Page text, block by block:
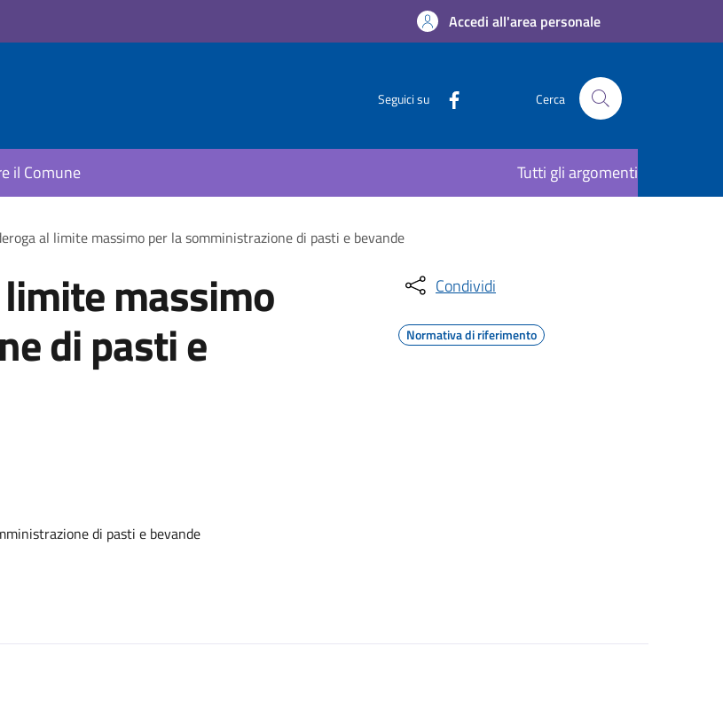
Accedi all'area personale
Seguici su Cerca
il Comune Tutti gli argomenti
al limite massimo per la somministrazione di pasti e bevande
massimo
di pasti e
di pasti e bevande
Condividi
Normativa di riferimento